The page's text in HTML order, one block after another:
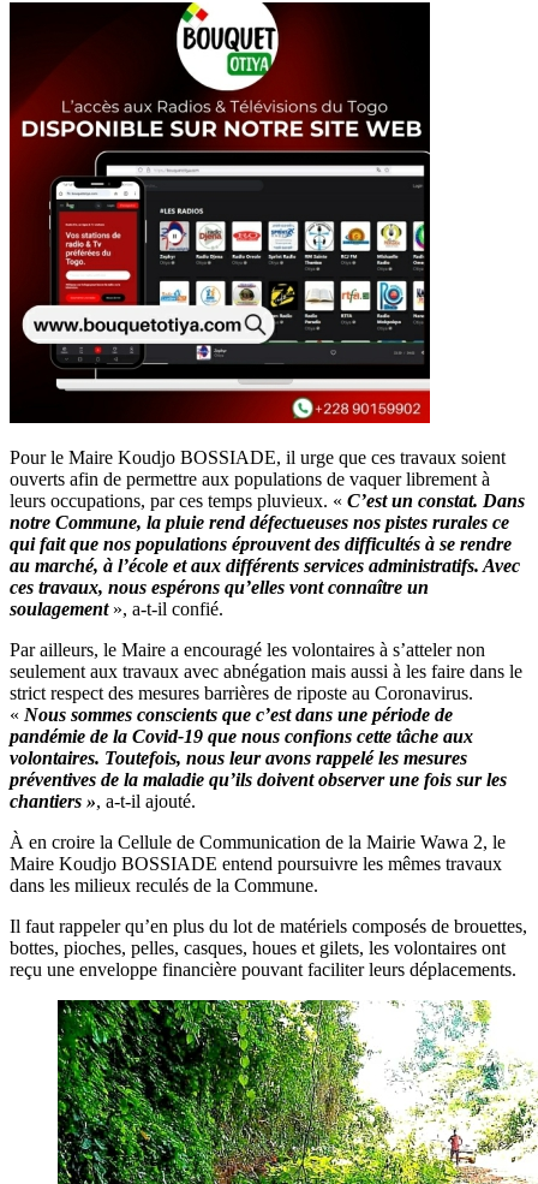
Pour le Maire Koudjo BOSSIADE, il urge que ces travaux soient
ouverts afin de permettre aux populations de vaquer librement à
leurs occupations, par ces temps pluvieux. « C’est un constat. Dans
notre Commune, la pluie rend défectueuses nos pistes rurales ce
qui fait que nos populations éprouvent des difficultés à se rendre
au marché, à l’école et aux différents services administratifs. Avec
ces travaux, nous espérons qu’elles vont connaître un
soulagement», a-t-il confié.
Par ailleurs, le Maire a encouragé les volontaires à s’atteler non
seulement aux travaux avec abnégation mais aussi à les faire dans le
strict respect des mesures barrières de riposte au Coronavirus.
« Nous sommes conscients que c’est dans une période de
pandémie de la Covid-19 que nous confions cette tâche aux
volontaires. Toutefois, nous leur avons rappelé les mesures
préventives de la maladie qu’ils doivent observer une fois sur les
chantiers », a-t-il ajouté.
À en croire la Cellule de Communication de la Mairie Wawa 2, le
Maire Koudjo BOSSIADE entend poursuivre les mêmes travaux
dans les milieux reculés de la Commune.
Il faut rappeler qu’en plus du lot de matériels composés de brouettes,
bottes, pioches, pelles, casques, houes et gilets, les volontaires ont
reçu une enveloppe financière pouvant faciliter leurs déplacements.